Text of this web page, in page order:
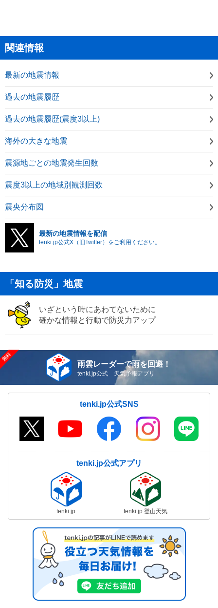
関連情報
最新の地震情報
過去の地震履歴
過去の地震履歴(震度3以上)
海外の大きな地震
震源地ごとの地震発生回数
震度3以上の地域別観測回数
震央分布図
最新の地震情報を配信
tenki.jp公式X（旧Twitter）をご利用ください。
「知る防災」地震
いざという時にあわてないために
確かな情報と行動で防災力アップ
雨雲レーダーで雨を回避！
tenki.jp公式 天気予報アプリ
tenki.jp公式SNS
tenki.jp公式アプリ
tenki.jp tenki.jp 登山天気